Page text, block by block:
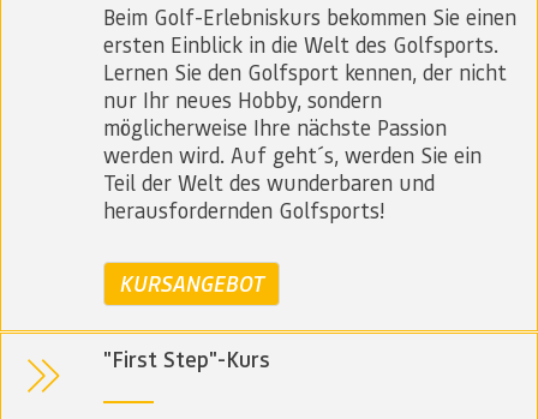
Beim Golf-Erlebniskurs bekommen Sie einen
ersten Einblick in die Welt des Golfsports.
Lernen Sie den Golfsport kennen, der nicht
nur Ihr neues Hobby, sondern
möglicherweise Ihre nächste Passion
werden wird. Auf geht´s, werden Sie ein
Teil der Welt des wunderbaren und
herausfordernden Golfsports!
KURSANGEBOT
"First Step"-Kurs